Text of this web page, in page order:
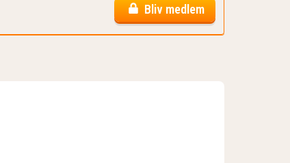
Bliv medlem